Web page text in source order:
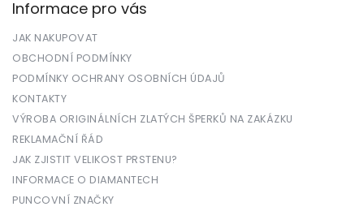
Informace pro vás
JAK NAKUPOVAT
OBCHODNÍ PODMÍNKY
PODMÍNKY OCHRANY OSOBNÍCH ÚDAJŮ
KONTAKTY
VÝROBA ORIGINÁLNÍCH ZLATÝCH ŠPERKŮ NA ZAKÁZKU
REKLAMAČNÍ ŘÁD
JAK ZJISTIT VELIKOST PRSTENU?
INFORMACE O DIAMANTECH
PUNCOVNÍ ZNAČKY